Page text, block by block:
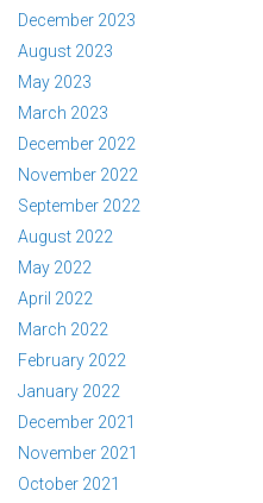
December 2023
August 2023
May 2023
March 2023
December 2022
November 2022
September 2022
August 2022
May 2022
April 2022
March 2022
February 2022
January 2022
December 2021
November 2021
October 2021